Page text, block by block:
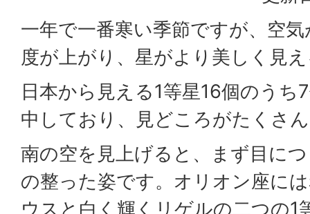
一年で一番寒い季節ですが、空
度が上がり、星がより美しく見
日本から見える1等星16個のうち
中しており、見どころがたくさ
南の空を見上げると、まず目に
の整った姿です。オリオン座に
ウスと白く輝くリゲルの二つの1